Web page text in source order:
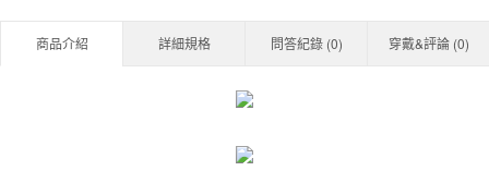
商品介紹 詳細規格 問答紀錄 (0) 穿戴&評論 (0)